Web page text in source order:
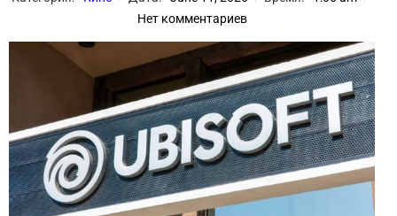
Нет комментариев